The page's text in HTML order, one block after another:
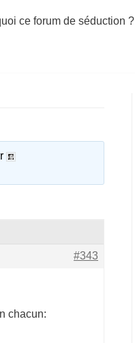
ce forum de séduction ?
#343
chacun: